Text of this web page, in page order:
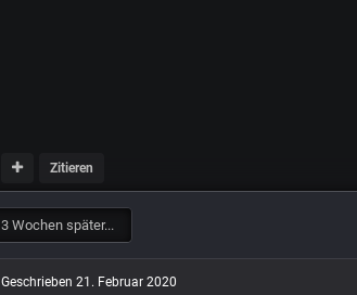
Zitieren
3 Wochen später...
Geschrieben 21. Februar 2020